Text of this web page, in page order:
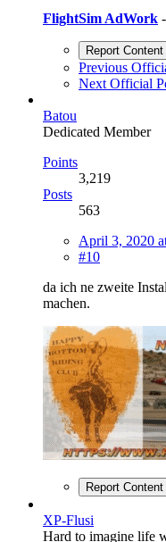
FlightSim AdWork
Report Content
Previous
Next Official
Batou
Dedicated Member
Points
3,219
Posts
563
April 3, 2020
#10
da ich ne zweite
machen.
Report Content
XP-Flusi
Hard to imagine life